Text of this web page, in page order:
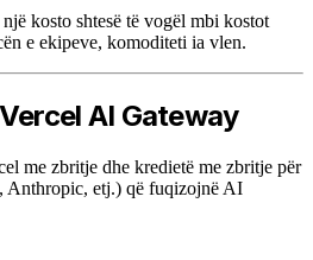
kosto shtesë të vogël mbi kostot
e ekipeve, komoditeti ia vlen.
AI Gateway
me zbritje dhe kredietë me zbritje për
Anthropic, etj.) që fuqizojnë AI